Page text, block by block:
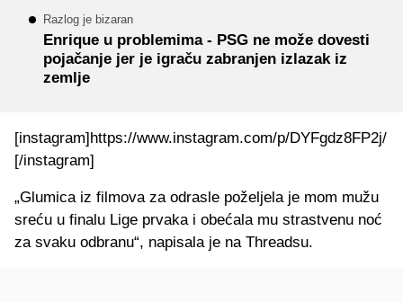
Razlog je bizaran
Enrique u problemima - PSG ne može dovesti
pojačanje jer je igraču zabranjen izlazak iz
zemlje
[instagram]https://www.instagram.com/p/DYFgdz8FP2j/
[/instagram]
„Glumica iz filmova za odrasle poželjela je mom mužu
sreću u finalu Lige prvaka i obećala mu strastvenu noć
za svaku odbranu“, napisala je na Threadsu.